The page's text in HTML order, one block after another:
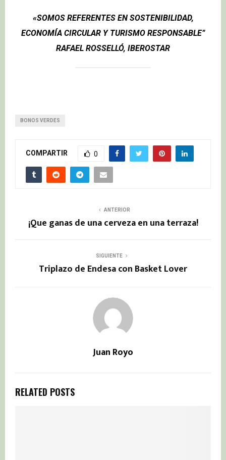
«SOMOS REFERENTES EN SOSTENIBILIDAD,
ECONOMÍA CIRCULAR Y TURISMO RESPONSABLE”
RAFAEL ROSSELLÓ, IBEROSTAR
BONOS VERDES
COMPARTIR 0
ANTERIOR
¡Que ganas de una cerveza en una terraza!
SIGUIENTE
Triplazo de Endesa con Basket Lover
Juan Royo
RELATED POSTS